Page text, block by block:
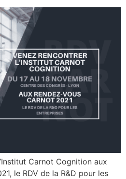
Carnot Cognition aux
le RDV de la R&D pour les